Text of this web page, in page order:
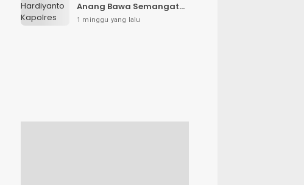
Anang Bawa Semangat
Baru untuk Polres
1 minggu yang lalu